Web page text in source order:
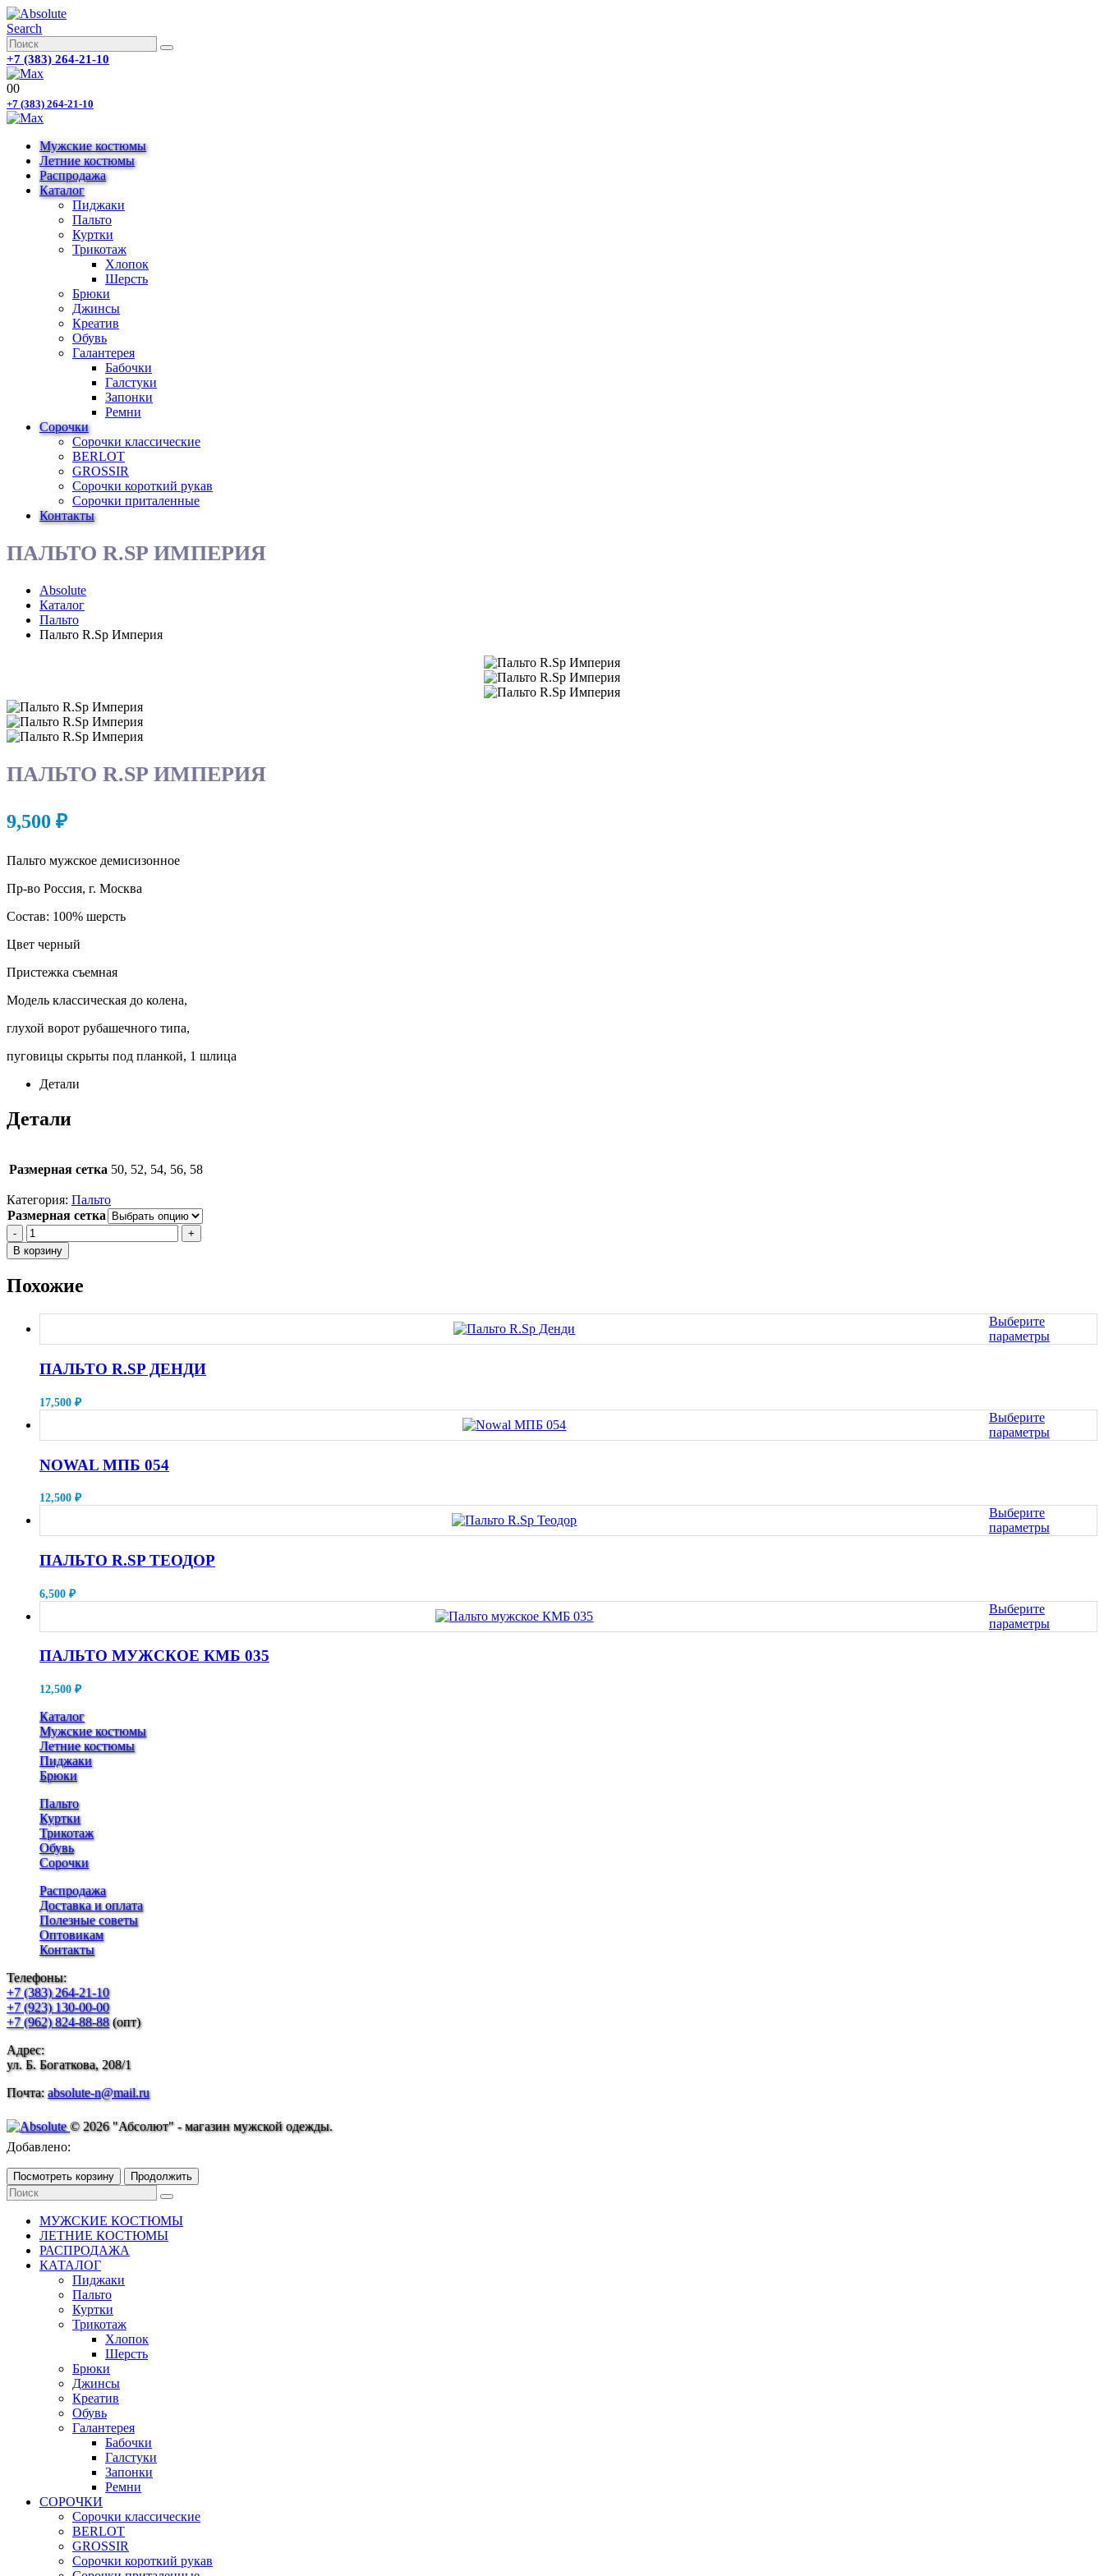
Search
+7 (383) 264-21-10
00
+7 (383) 264-21-10
Мужские костюмы
Летние костюмы
Распродажа
Каталог
Пиджаки
Пальто
Куртки
Трикотаж
Хлопок
Шерсть
Брюки
Джинсы
Креатив
Обувь
Галантерея
Бабочки
Галстуки
Запонки
Ремни
Сорочки
Сорочки классические
BERLOT
GROSSIR
Сорочки короткий рукав
Сорочки приталенные
Контакты
ПАЛЬТО R.SP ИМПЕРИЯ
Absolute
Каталог
Пальто
Пальто R.Sp Империя
ПАЛЬТО R.SP ИМПЕРИЯ
9,500 ₽
Пальто мужское демисизонное
Пр-во Россия, г. Москва
Состав: 100% шерсть
Цвет черный
Пристежка съемная
Модель классическая до колена,
глухой ворот рубашечного типа,
пуговицы скрыты под планкой, 1 шлица
Детали
Детали
Размерная сетка 50, 52, 54, 56, 58
Категория: Пальто
Размерная сетка
-
+
В корзину
Похожие
Выберите
параметры
вариаций.
Опции
можно
ПАЛЬТО R.SP ДЕНДИ
17,500 ₽
Выберите
параметры
вариаций.
Опции
можно
NOWAL МПБ 054
12,500 ₽
Выберите
параметры
вариаций.
Опции
можно
ПАЛЬТО R.SP ТЕОДОР
6,500 ₽
Выберите
параметры
ПАЛЬТО МУЖСКОЕ КМБ 035
12,500 ₽
Каталог
Мужские костюмы
Летние костюмы
Пиджаки
Брюки
Пальто
Куртки
Трикотаж
Обувь
Сорочки
Распродажа
Доставка и оплата
Полезные советы
Оптовикам
Контакты
Телефоны:
+7 (383) 264-21-10
+7 (923) 130-00-00
+7 (962) 824-88-88(опт)
Адрес:
ул. Б. Богаткова, 208/1
Почта:absolute-n@mail.ru
© 2026 "Абсолют" - магазин мужской одежды.
Добавлено:
Посмотреть корзину Продолжить
МУЖСКИЕ КОСТЮМЫ
ЛЕТНИЕ КОСТЮМЫ
РАСПРОДАЖА
КАТАЛОГ
Пиджаки
Пальто
Куртки
Трикотаж
Хлопок
Шерсть
Брюки
Джинсы
Креатив
Обувь
Галантерея
Бабочки
Галстуки
Запонки
Ремни
СОРОЧКИ
Сорочки классические
BERLOT
GROSSIR
Сорочки короткий рукав